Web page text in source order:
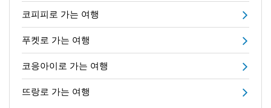
코피피로 가는 여행
푸켓로 가는 여행
코응아이로 가는 여행
뜨랑로 가는 여행